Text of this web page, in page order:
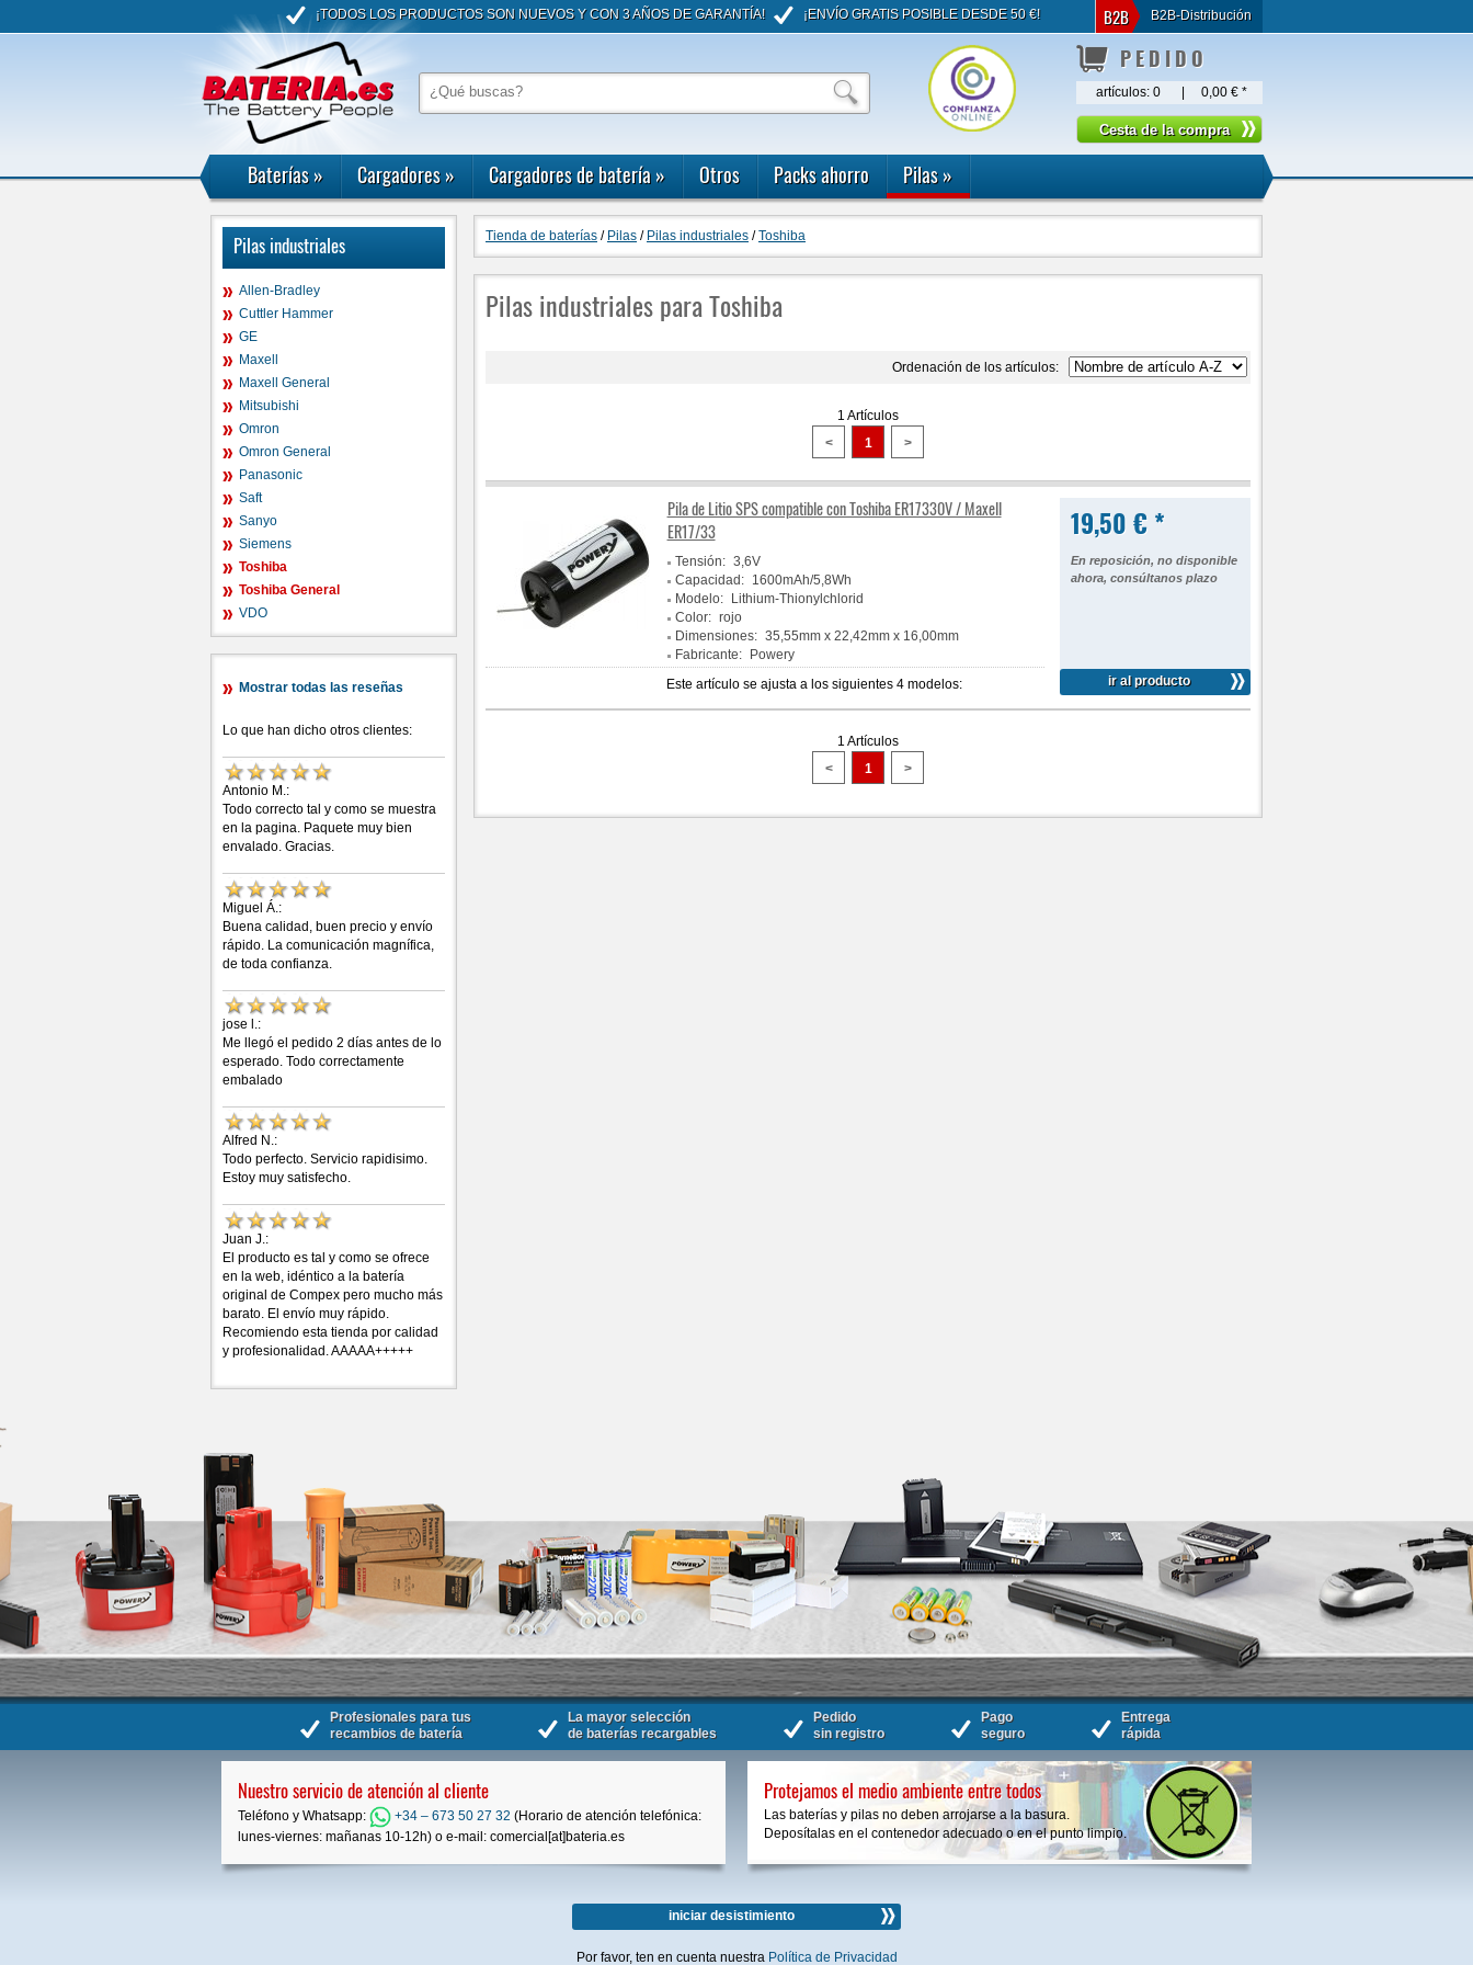
B2B B2B-Distribución
¡TODOS LOS PRODUCTOS SON NUEVOS Y CON 3 AÑOS DE GARANTÍA! ¡ENVÍO GRATIS POSIBLE DESDE 50 €!
PEDIDO
artículos: 0 0,00 € *
Baterías» Cargadores» Cargadores de batería» Otros Packs ahorro Pilas»
Pilas industriales
Allen-Bradley
Cuttler Hammer
GE
Maxell
Maxell General
Mitsubishi
Omron
Omron General
Panasonic
Saft
Sanyo
Siemens
Toshiba
Toshiba General
VDO
Mostrar todas las reseñas
Lo que han dicho otros clientes:
Antonio M.:
Todo correcto tal y como se muestra
en la pagina. Paquete muy bien
envalado. Gracias.
Miguel Á.:
Buena calidad, buen precio y envío
rápido. La comunicación magnífica,
de toda confianza.
jose l.:
Me llegó el pedido 2 días antes de lo
esperado. Todo correctamente
embalado
Alfred N.:
Todo perfecto. Servicio rapidisimo.
Estoy muy satisfecho.
Juan J.:
El producto es tal y como se ofrece
en la web, idéntico a la batería
original de Compex pero mucho más
barato. El envío muy rápido.
Recomiendo esta tienda por calidad
y profesionalidad. AAAAA+++++
Tienda de baterías / Pilas / Pilas industriales /Toshiba
Pilas industriales para Toshiba
Ordenación de los artículos:
1 Artículos
<
1 >
19,50 € *
En reposición, no disponible
ahora, consúltanos plazo
ir al producto
Pila de Litio SPS compatible con Toshiba ER17330V / Maxell
ER17/33
Tensión: 3,6V
Capacidad:
1600mAh/5,8Wh
Modelo:
Lithium-Thionylchlorid
Color: rojo
Dimensiones: 35,55mm x 22,42mm x 16,00mm
Fabricante:
Powery
Este artículo se ajusta a los siguientes 4 modelos:
1 Artículos
<
1 >
Profesionales para tus
recambios de batería
La mayor selección
de baterías recargables
Pedido
sin registro
Pago
seguro
Entrega
rápida
Nuestro servicio de atención al cliente
Teléfono y Whatsapp: +34 – 673 50 27 32 (Horario de atención telefónica:
lunes-viernes: mañanas 10-12h) o e-mail: comercial[at]bateria.es
Protejamos el medio ambiente entre todos
Las baterías y pilas no deben arrojarse a la basura.
Deposítalas en el contenedor adecuado o en el punto limpio.
iniciar desistimiento
Por favor, ten en cuenta nuestra Política de Privacidad